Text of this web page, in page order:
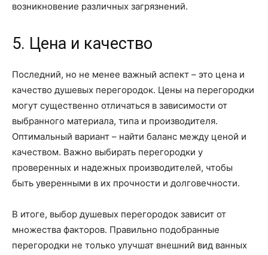
возникновение различных загрязнений.
5. Цена и качество
Последний, но не менее важный аспект – это цена и
качество душевых перегородок. Цены на перегородки
могут существенно отличаться в зависимости от
выбранного материала, типа и производителя.
Оптимальный вариант – найти баланс между ценой и
качеством. Важно выбирать перегородки у
проверенных и надежных производителей, чтобы
быть уверенными в их прочности и долговечности.
В итоге, выбор душевых перегородок зависит от
множества факторов. Правильно подобранные
перегородки не только улучшат внешний вид ванных